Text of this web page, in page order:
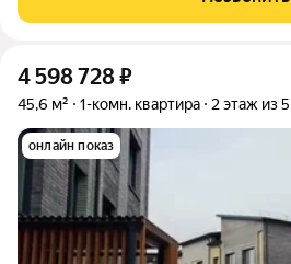
47,5 квадратных метров пропитаны
4 598 728₽
45,6 м² 1-комн. квартира 2 этаж из 5
онлайн показ